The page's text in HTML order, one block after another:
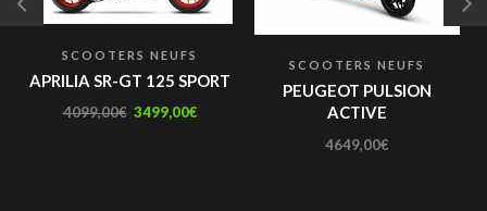
SCOOTERS NEUFS
APRILIA SR-GT 125 SPORT
4099,00€ 3499,00€
SCOOTERS NEUFS
PEUGEOT PULSION
ACTIVE
4649,00€